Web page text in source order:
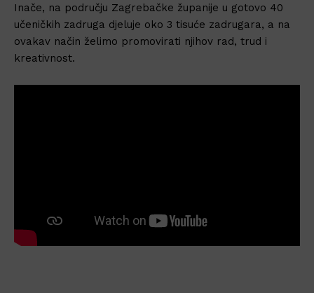
Inače, na području Zagrebačke županije u gotovo 40
učeničkih zadruga djeluje oko 3 tisuće zadrugara, a na
ovakav način želimo promovirati njihov rad, trud i
kreativnost.